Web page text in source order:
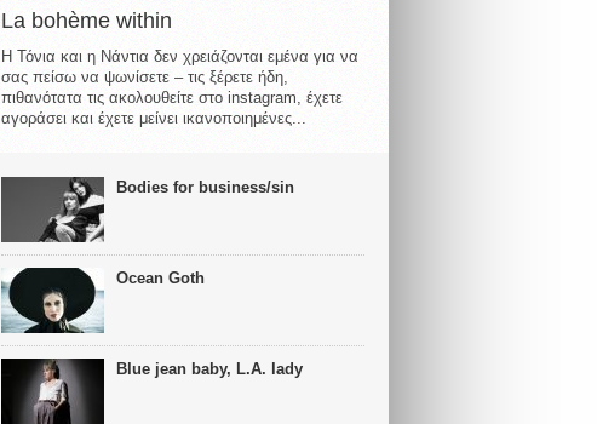
La bohème within
Η Τόνια και η Νάντια δεν χρειάζονται εμένα για να
σας πείσω να ψωνίσετε – τις ξέρετε ήδη,
πιθανότατα τις ακολουθείτε στο instagram, έχετε
αγοράσει και έχετε μείνει ικανοποιημένες...
Bodies for business/sin
Ocean Goth
Blue jean baby, L.A. lady